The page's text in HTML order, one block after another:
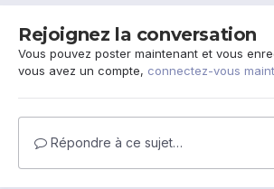
Rejoignez la conversation
Vous pouvez poster maintenant et vous
vous avez un compte, connectez-vous
Répondre à ce sujet…